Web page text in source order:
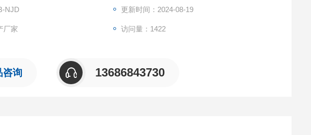
NJD 更新时间：2024-08-19
厂家 访问量：1422
咨询 13686843730